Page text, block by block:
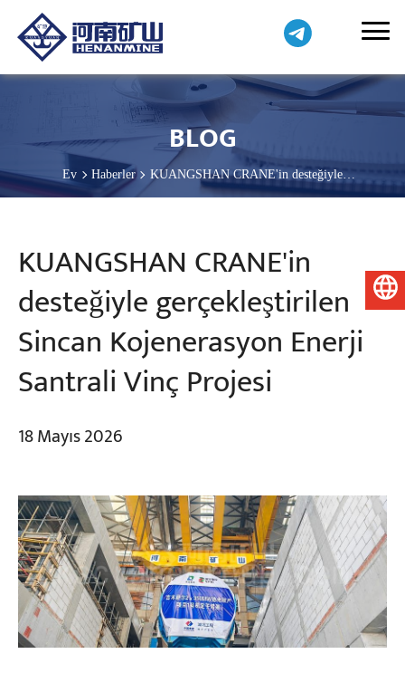
BLOG
Ev Haberler
KUANGSHAN CRANE'in desteğiyle
gerçekleştirilen Sincan Kojenerasyon Enerji Santrali Vinç Projesi
KUANGSHAN CRANE'in
desteğiyle gerçekleştirilen
Sincan Kojenerasyon Enerji
Santrali Vinç Projesi
18 Mayıs 2026
Türkçe